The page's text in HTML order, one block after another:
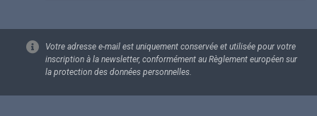
Votre adresse e-mail est uniquement conservée et utilisée pour votre
inscription à la newsletter, conformément au Règlement européen sur
la protection des données personnelles.